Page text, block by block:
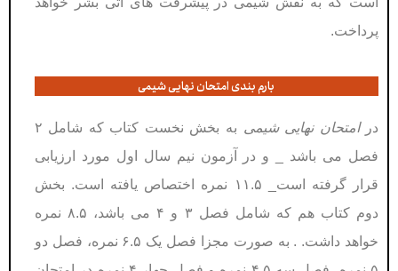
پرداخت.
بارم بندی امتحان نهایی شیمی
در امتحان نهایی شیمی
به بخش نخست کتاب که شامل ۲
فصل می باشد _ و در آزمون نیم سال اول مورد ارزیابی
قرار گرفته است_ ۱۱.۵ نمره اختصاص یافته است. بخش
دوم کتاب هم که شامل فصل ۳ و ۴ می باشد، ۸.۵ نمره
خواهد داشت. . به صورت مجزا فصل یک ۶.۵ نمره، فصل دو